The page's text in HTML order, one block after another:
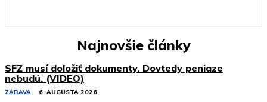
Najnovšie články
SFZ musí doložiť dokumenty. Dovtedy peniaze
nebudú. (VIDEO)
ZÁBAVA 6. AUGUSTA 2026